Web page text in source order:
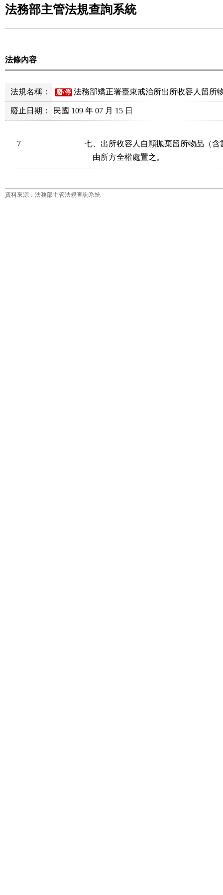
法務部主管法規查詢系統
法條內容
法規名稱： 廢/停 法務部矯正署臺東戒治所出所收容人留所
廢止日期： 民國 109 年 07 月 15 日
7
七、出所收容人自願拋棄留所物品（
    由所方全權處置之。
資料來源：法務部主管法規查詢系統